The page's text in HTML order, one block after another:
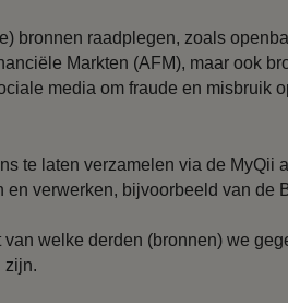
bronnen raadplegen, zoals
Markten (AFM), maar ook
media om fraude en misbruik
te laten verzamelen via de MyQii
verwerken, bijvoorbeeld van de
welke derden (bronnen) we
zijn.